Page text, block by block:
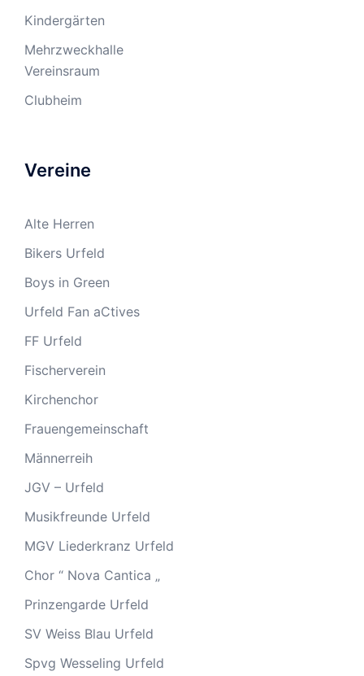
Kindergärten
Mehrzweckhalle
Vereinsraum
Clubheim
Vereine
Alte Herren
Bikers Urfeld
Boys in Green
Urfeld Fan aCtives
FF Urfeld
Fischerverein
Kirchenchor
Frauengemeinschaft
Männerreih
JGV – Urfeld
Musikfreunde Urfeld
MGV Liederkranz Urfeld
Chor “ Nova Cantica „
Prinzengarde Urfeld
SV Weiss Blau Urfeld
Spvg Wesseling Urfeld